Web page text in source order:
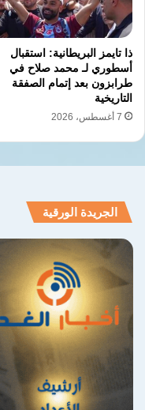
ذا تايمز البريطانية: استقبال
أسطوري لـ محمد صلاح في
طرابزون بعد إتمام الصفقة
التاريخية
7 أغسطس، 2026
الجريدة الورقية